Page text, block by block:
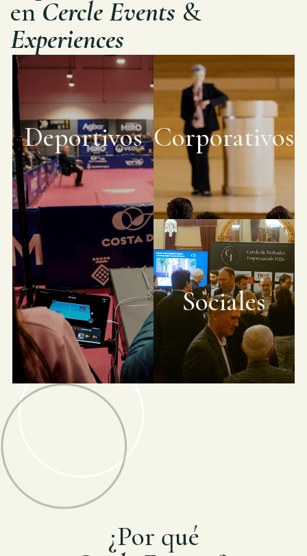
enCercle Events &
Experiences
Deportivos Corporativos
Sociales
¿Por qué